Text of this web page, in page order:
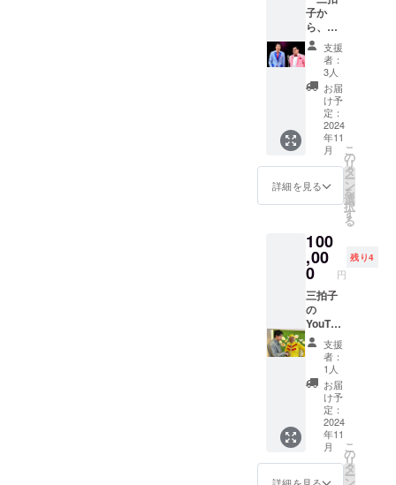
す。
絡を担
当より
させて
いただ
きま
す。
子か
ら、ご
要望に
応じた
個人的
なメッ
セージ
VTRを
送りま
す』 結
婚記
念、お
誕生日
記念、
自分で
るよう
etc..
言って
貰いた
いワー
ドを
送って
貰えれ
ば、1分
くらい
のVTR
を送り
ます。
（二次
使用禁
止致し
ま
す。）
支援
者：
3人
お届
け予
定：
2024
年11
月
詳細を見る
こ
の
リ
タ
ー
ン
を
選
択
す
る
100
,00
0 円
残り4
三拍子
の
YouTub
e出演出
来る
券。 登
録者数
32000
人の三
拍子の
YouTub
eに出演
出来ま
支援
者：
1人
お届
け予
定：
2024
年11
月
詳細を見る
こ
の
リ
タ
ー